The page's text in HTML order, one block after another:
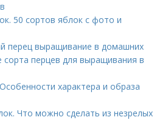
50 сортов яблок с фото и
перец выращивание в домашних
сорта перцев для выращивания в
характера и образа
Что можно сделать из незрелых